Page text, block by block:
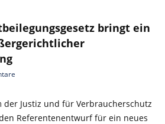
bringt ein
der Justiz und für Verbraucherschutz
Referentenentwurf für ein neues